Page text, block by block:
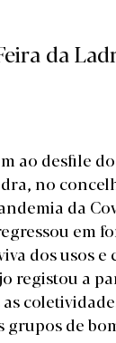
da
ao desfile
no
da
em
dos usos e
registou a
de